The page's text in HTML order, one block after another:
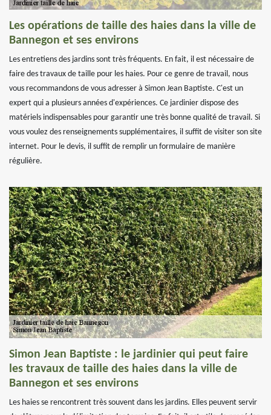
Les opérations de taille des haies dans la ville de
Bannegon et ses environs
Les entretiens des jardins sont très fréquents. En fait, il est nécessaire de
faire des travaux de taille pour les haies. Pour ce genre de travail, nous
vous recommandons de vous adresser à Simon Jean Baptiste. C'est un
expert qui a plusieurs années d'expériences. Ce jardinier dispose des
matériels indispensables pour garantir une très bonne qualité de travail. Si
vous voulez des renseignements supplémentaires, il suffit de visiter son site
internet. Pour le devis, il suffit de remplir un formulaire de manière
régulière.
Simon Jean Baptiste : le jardinier qui peut faire
les travaux de taille des haies dans la ville de
Bannegon et ses environs
Les haies se rencontrent très souvent dans les jardins. Elles peuvent servir